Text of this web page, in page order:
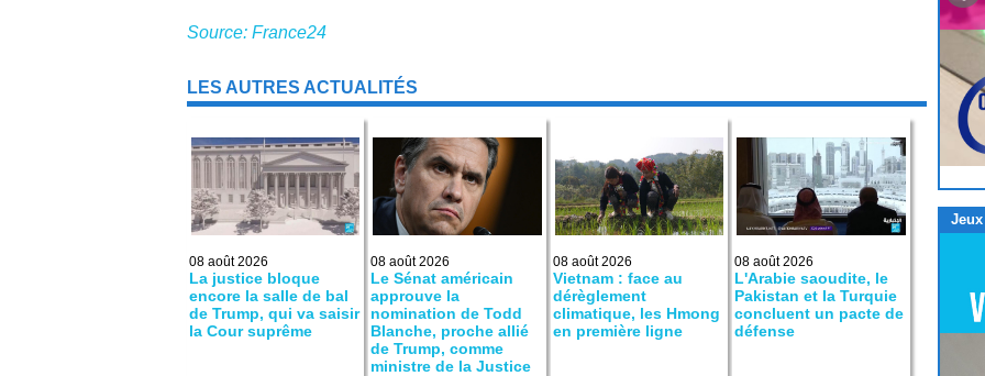
Source: France24
LES AUTRES ACTUALITÉS
08 août 2026
La justice bloque
encore la salle de bal
de Trump, qui va saisir
la Cour suprême
08 août 2026
Le Sénat américain
approuve la
nomination de Todd
Blanche, proche allié
de Trump, comme
ministre de la Justice
08 août 2026
Vietnam : face au
dérèglement
climatique, les Hmong
en première ligne
08 août 2026
L'Arabie saoudite, le
Pakistan et la Turquie
concluent un pacte de
défense
Jeux